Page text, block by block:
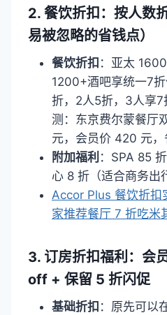
2. 餐饮折扣：按人数
易被忽略的省钱点）
餐饮折扣 ：亚太
1200+酒吧享统一7
折，2人5折，3人享7
测：东京费尔蒙餐厅
元，会员价 420 元，
附加福利 ：SPA 85
心 8 折（适合商务出
Accor Plus 餐饮折扣
家推荐餐厅 7 折吃米
3. 订房折扣福利：会
off + 保留 5 折闪促
基础折扣 ：原先可以